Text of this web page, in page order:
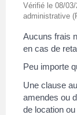
Vérifié le 08/
administrative
Aucuns frais
en cas de
Peu importe
Une clause
amendes ou
de location